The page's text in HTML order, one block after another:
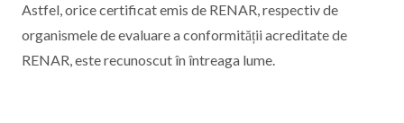
Astfel, orice certificat emis de RENAR, respectiv de
organismele de evaluare a conformității acreditate de
RENAR, este recunoscut în întreaga lume.